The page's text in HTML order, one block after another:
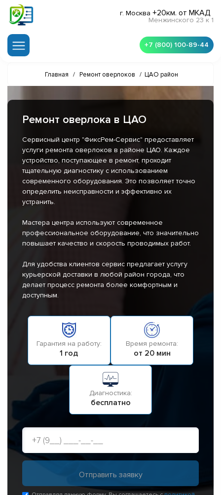
г. Москва +20км. от МКАД
Менжинского 23 к 1
+7 (800) 100-89-44
Главная / Ремонт оверлоков / ЦАО район
Ремонт оверлока в ЦАО
Сервисный центр "ФиксРем-Сервис" предоставляет
услуги ремонта оверлоков в районе ЦАО. Каждое
устройство, поступающее в ремонт, проходит
тщательную диагностику с использованием
современного оборудования. Это позволяет точно
определить неисправности и эффективно их
устранить.
Мастера центра используют современное
профессиональное оборудование, что значительно
повышает качество и скорость проводимых работ.
Для удобства клиентов сервис предлагает услугу
курьерской доставки в любой район города, что
делает процесс ремонта более комфортным и
доступным.
Гарантия на работу:
1 год
Время ремонта:
от 20 мин
Диагностика:
бесплатно